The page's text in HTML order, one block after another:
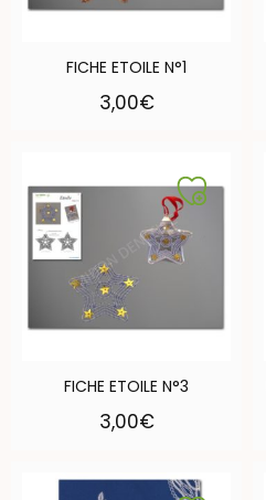
FICHE ETOILE N°1
3,00€
FICHE ETOILE N°3
3,00€